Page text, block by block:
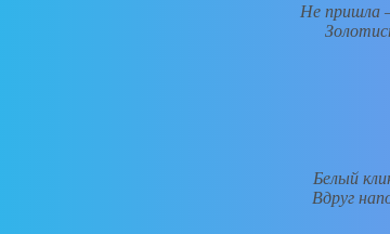
Не пришла
Белый
Вдруг